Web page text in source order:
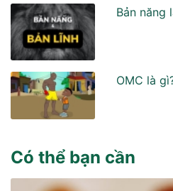
Bản năng
OMC là
Có thể bạn cần